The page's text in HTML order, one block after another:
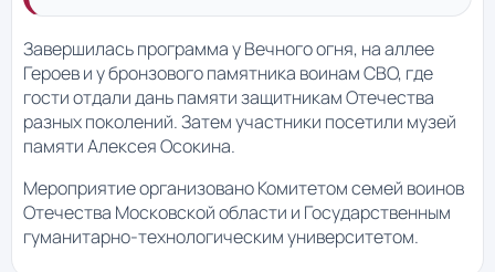
Завершилась программа у Вечного огня, на аллее
Героев и у бронзового памятника воинам СВО, где
гости отдали дань памяти защитникам Отечества
разных поколений. Затем участники посетили музей
памяти Алексея Осокина.
Мероприятие организовано Комитетом семей воинов
Отечества Московской области и Государственным
гуманитарно-технологическим университетом.